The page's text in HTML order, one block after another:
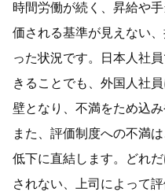
時間労働が続く、昇給や
価される基準が見えない
った状況です。日本人社
きることでも、外国人社
壁となり、不満をため込み
また、評価制度への不満
低下に直結します。どれ
されない、上司によって